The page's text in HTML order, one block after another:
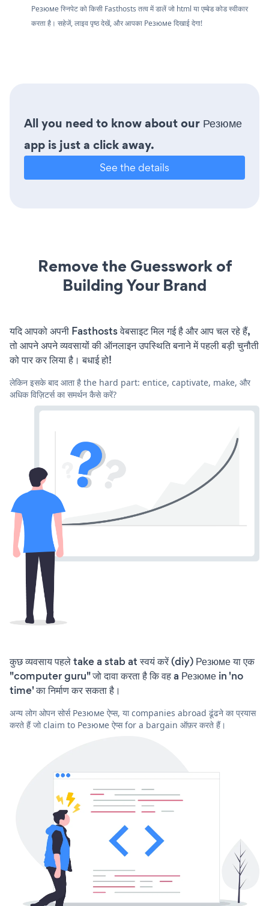
Резюме स्निपेट को किसी Fasthosts तत्व में डालें जो html या एम्बेड कोड स्वीकार
करता है। सहेजें, लाइव पृष्ठ देखें, और आपका Резюме दिखाई देगा!
All you need to know about our Резюме
app is just a click away.
See the details
Remove the Guesswork of
Building Your Brand
यदि आपको अपनी Fasthosts वेबसाइट मिल गई है और आप चल रहे हैं,
तो आपने अपने व्यवसायों की ऑनलाइन उपस्थिति बनाने में पहली बड़ी चुनौती
को पार कर लिया है। बधाई हो!
लेकिन इसके बाद आता है the hard part: entice, captivate, make, और
अधिक विज़िटर्स का समर्थन कैसे करें?
कुछ व्यवसाय पहले take a stab at स्वयं करें (diy) Резюме या एक
"computer guru" जो दावा करता है कि वह a Резюме in 'no
time' का निर्माण कर सकता है।
अन्य लोग ओपन सोर्स Резюме ऐप्स, या companies abroad ढूंढने का प्रयास
करते हैं जो claim to Резюме ऐप्स for a bargain ऑफ़र करते हैं।